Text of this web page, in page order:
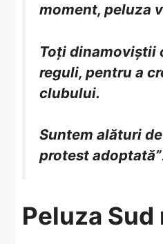
moment, peluza
Toți dinamoviștii
reguli, pentru a
clubului.
Suntem alături
protest adoptată”
Peluza